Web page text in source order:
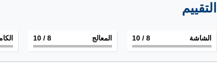
التقييم
الشاشة 8
/ 10 المعالج 8
/ 10